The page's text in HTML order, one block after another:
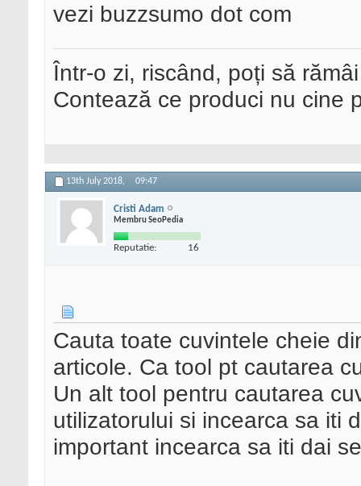
vezi buzzsumo dot com
Într-o zi, riscând, poți să
Contează ce produci nu cine
13th July 2018, 09:47
Cristi Adam
Membru SeoPedia
Reputatie: 16
Cauta toate cuvintele cheie
articole. Ca tool pt cautarea
Un alt tool pentru cautarea
utilizatorului si incearca sa iti
important incearca sa iti dai